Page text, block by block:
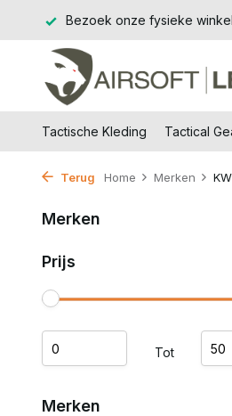
Bezoek onze fysieke
Tactische Kleding Tactical
Terug Home Merken
Merken
Prijs
Tot
Merken